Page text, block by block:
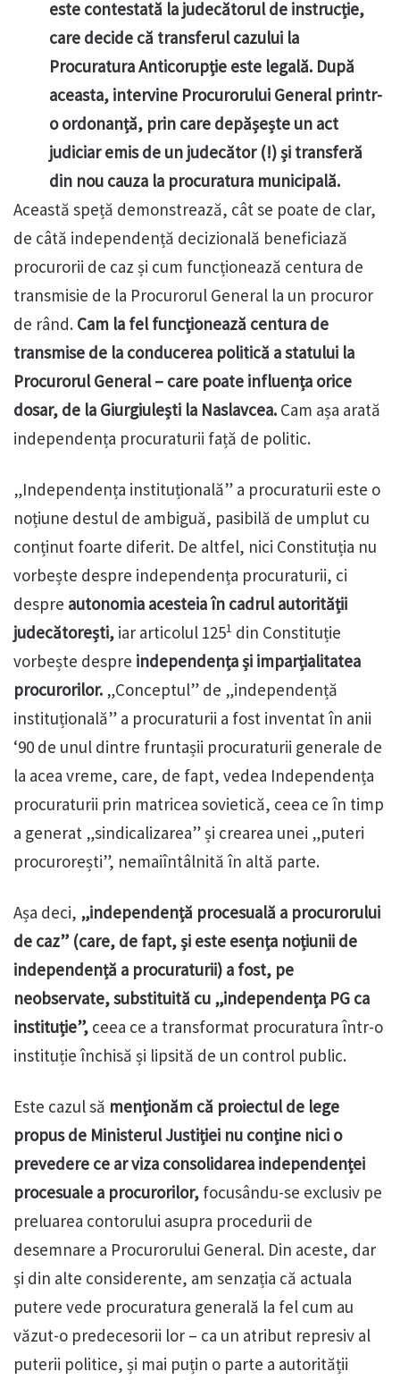
este contestată la judecătorul de instrucție,
care decide că transferul cazului la
Procuratura Anticorupție este legală. După
aceasta, intervine Procurorului General printr-
o ordonanță, prin care depășește un act
judiciar emis de un judecător (!) și transferă
din nou cauza la procuratura municipală.
Această speță demonstrează, cât se poate de clar,
de câtă independență decizională beneficiază
procurorii de caz și cum funcționează centura de
transmisie de la Procurorul General la un procuror
de rând. Cam la fel funcționează centura de
transmise de la conducerea politică a statului la
Procurorul General – care poate influența orice
dosar, de la Giurgiulești la Naslavcea. Cam așa arată
independența procuraturii față de politic.
„Independența instituțională” a procuraturii este o
noțiune destul de ambiguă, pasibilă de umplut cu
conținut foarte diferit. De altfel, nici Constituția nu
vorbește despre independența procuraturii, ci
despre autonomia acesteia în cadrul autorității
judecătorești, iar articolul 1251 din Constituție
vorbește despre independența și imparțialitatea
procurorilor. „Conceptul” de „independență
instituțională” a procuraturii a fost inventat în anii
‘90 de unul dintre fruntașii procuraturii generale de
la acea vreme, care, de fapt, vedea Independența
procuraturii prin matricea sovietică, ceea ce în timp
a generat „sindicalizarea” și crearea unei „puteri
procurorești”, nemaiîntâlnită în altă parte.
Așa deci, „independență procesuală a procurorului
de caz” (care, de fapt, și este esența noțiunii de
independență a procuraturii) a fost, pe
neobservate, substituită cu „independența PG ca
instituție”, ceea ce a transformat procuratura într-o
instituție închisă și lipsită de un control public.
Este cazul să menționăm că proiectul de lege
propus de Ministerul Justiției nu conține nici o
prevedere ce ar viza consolidarea independenței
procesuale a procurorilor, focusându-se exclusiv pe
preluarea contorului asupra procedurii de
desemnare a Procurorului General. Din aceste, dar
și din alte considerente, am senzația că actuala
putere vede procuratura generală la fel cum au
văzut-o predecesorii lor – ca un atribut represiv al
puterii politice, și mai puțin o parte a autorității